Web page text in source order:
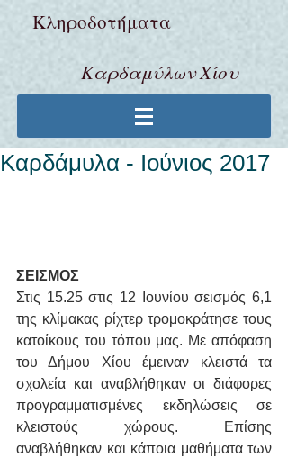
Κληροδoτήματα
Καρδαμύλων Χίου
Καρδάμυλα - Ιούνιος 2017
ΣΕΙΣΜΟΣ
Στις 15.25 στις 12 Ιουνίου σεισμός 6,1
της κλίμακας ρίχτερ τρομοκράτησε τους
κατοίκους του τόπου μας. Με απόφαση
του Δήμου Χίου έμειναν κλειστά τα
σχολεία και αναβλήθηκαν οι διάφορες
προγραμματισμένες εκδηλώσεις σε
κλειστούς χώρους. Επίσης
αναβλήθηκαν και κάποια μαθήματα των